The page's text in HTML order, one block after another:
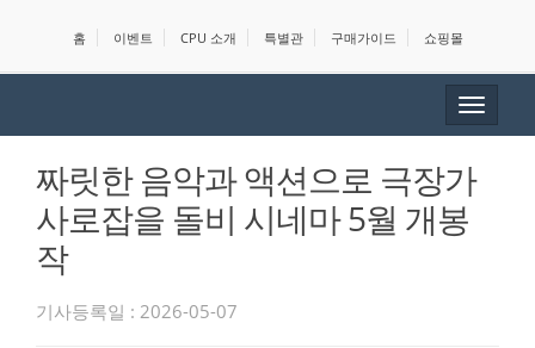
홈 이벤트 CPU 소개 특별관 구매가이드 쇼핑몰
Toggle
짜릿한 음악과 액션으로 극장가
사로잡을 돌비 시네마 5월 개봉
작
기사등록일 : 2026-05-07